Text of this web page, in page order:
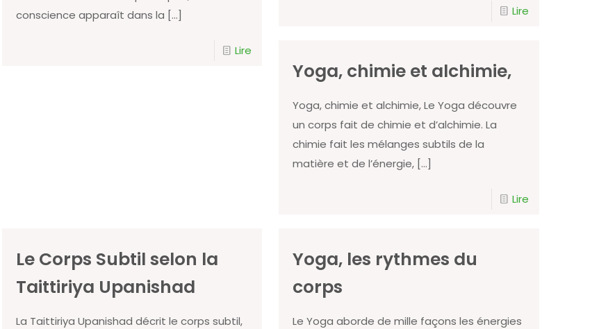
conscience apparaît dans la […]
Lire
Lire
Yoga, chimie et alchimie,
Yoga, chimie et alchimie, Le Yoga découvre
un corps fait de chimie et d’alchimie. La
chimie fait les mélanges subtils de la
matière et de l’énergie, […]
Lire
Le Corps Subtil selon la
Taittiriya Upanishad
La Taittiriya Upanishad décrit le corps subtil,
Yoga, les rythmes du
corps
Le Yoga aborde de mille façons les énergies